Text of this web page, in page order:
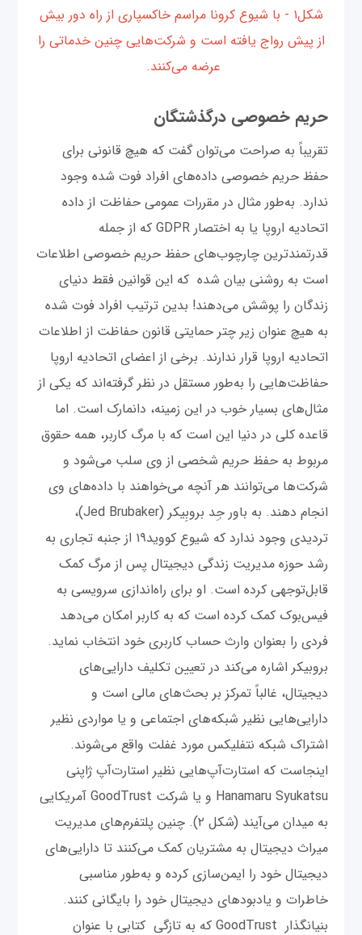
شکل۱ - با شیوع کرونا مراسم خاکسپاری از راه دور بیش
از پیش رواج یافته است و شرکت‌هایی چنین خدماتی را
عرضه می‌کنند.
حریم خصوصی درگذشتگان
تقریباً به صراحت می‌توان گفت که هیچ قانونی برای
حفظ حریم خصوصی داده‌های افراد فوت شده وجود
ندارد. به‌طور مثال در مقررات عمومی حفاظت از داده
اتحادیه اروپا یا به اختصار GDPR که از جمله
قدرتمندترین چارچوب‌های حفظ حریم خصوصی اطلاعات
است به روشنی بیان شده که این قوانین فقط دنیای
زندگان را پوشش می‌دهند! بدین ترتیب افراد فوت شده
به هیچ عنوان زیر چتر حمایتی قانون حفاظت از اطلاعات
اتحادیه اروپا قرار ندارند. برخی از اعضای اتحادیه اروپا
حفاظت‌هایی را به‌طور مستقل در نظر گرفته‌اند که یکی از
مثال‌های بسیار خوب در این زمینه، دانمارک است. اما
قاعده کلی در دنیا این است که با مرگ کاربر، همه حقوق
مربوط به حفظ حریم شخصی از وی سلب می‌شود و
شرکت‌ها می‌توانند هر آنچه می‌خواهند با داده‌های وی
انجام دهند. به باور جِد بروبِیکر (Jed Brubaker)،
تردیدی وجود ندارد که شیوع کووید۱۹ از جنبه تجاری به
رشد حوزه مدیریت زندگی دیجیتال پس از مرگ کمک
قابل‌توجهی کرده است. او برای راه‌اندازی سرویسی به
فیس‌بوک کمک کرده است که به کاربر امکان می‌دهد
فردی را بعنوان وارث حساب کاربری خود انتخاب نماید.
بروبیکر اشاره می‌کند در تعیین تکلیف دارایی‌های
دیجیتال، غالباً تمرکز بر بحث‌های مالی است و
دارایی‌هایی نظیر شبکه‌های اجتماعی و یا مواردی نظیر
اشتراک شبکه نتفلیکس مورد غفلت واقع می‌شوند.
اینجاست که استارت‌آپ‌هایی نظیر استارت‌آپ ژاپنی
Hanamaru Syukatsu و یا شرکت GoodTrust آمریکایی
به میدان می‌آیند (شکل ۲). چنین پلتفرم‌های مدیریت
میراث دیجیتال به مشتریان کمک می‌کنند تا دارایی‌های
دیجیتال خود را ایمن‌سازی کرده و به‌طور مناسبی
خاطرات و یادبودهای دیجیتال خود را بایگانی کنند.
بنیانگذار GoodTrust که به تازگی کتابی با عنوان